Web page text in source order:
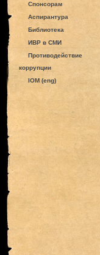
Спонсорам
Аспирантура
Библиотека
ИВР в СМИ
Противодействие
коррупции
IOM (eng)